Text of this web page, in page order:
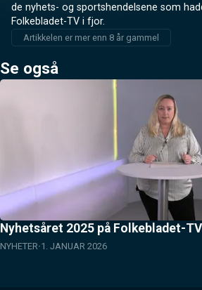
de nyhets- og sportshendelsene som
Folkebladet-TV i fjor.
Artikkelen er mer enn 8 år gammel
Se også
Nyhetsåret 2025 på Folkebladet-TV
NYHETER 1. JANUAR 2026